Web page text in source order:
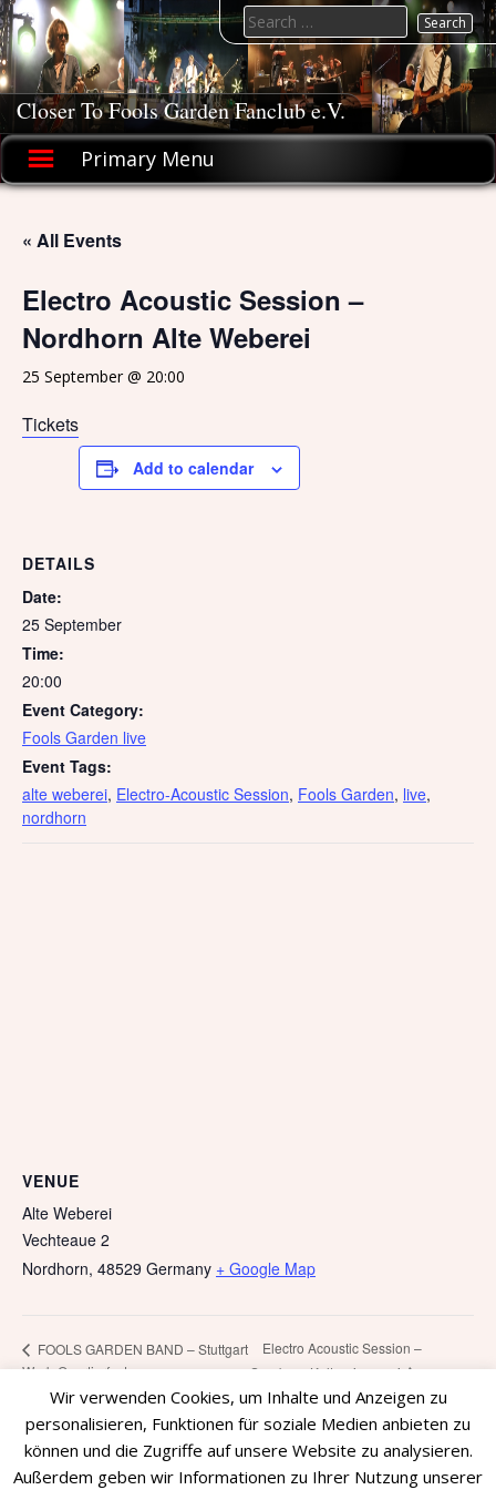
Skip
to
content
Closer To Fools Garden Fanclub e.V.
Primary Menu
Search
for:
« All Events
Electro Acoustic Session –
Nordhorn Alte Weberei
25 September @ 20:00
Tickets
Add to calendar
DETAILS
Date:
25 September
Time:
20:00
Event Category:
Fools Garden live
Event Tags:
alte weberei, Electro-Acoustic Session, Fools Garden, live,
nordhorn
VENUE
Alte Weberei
Vechteaue 2
Nordhorn, 48529 Germany + Google Map
FOOLS GARDEN BAND – Stuttgart
Werk-Quartierfest
Electro Acoustic Session –
Saarburg Kulturgiesserei
Wir verwenden Cookies, um Inhalte und Anzeigen zu
personalisieren, Funktionen für soziale Medien anbieten zu
können und die Zugriffe auf unsere Website zu analysieren.
Außerdem geben wir Informationen zu Ihrer Nutzung unserer